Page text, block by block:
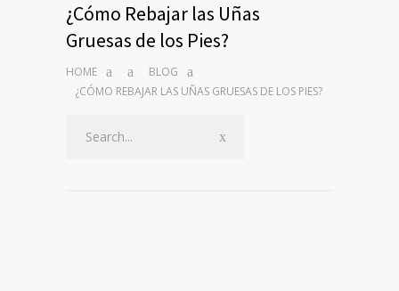
¿Cómo Rebajar las Uñas
Gruesas de los Pies?
HOME
BLOG
¿CÓMO REBAJAR LAS UÑAS GRUESAS DE LOS PIES?